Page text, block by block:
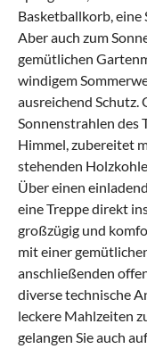
Basketballkorb, eine
Aber auch zum
gemütlichen
windigem
ausreichend Schutz.
Sonnenstrahlen des
Himmel, zubereitet
stehenden
Über einen
eine Treppe direkt
großzügig und
mit einer
anschließenden
diverse technische
leckere Mahlzeiten
gelangen Sie auch